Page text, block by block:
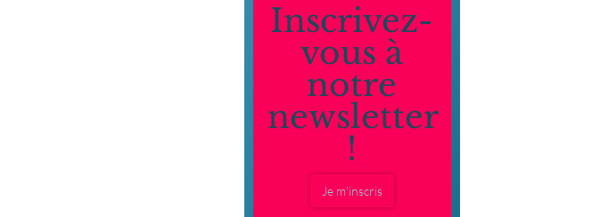
Inscrivez-
vous à
notre
newsletter
!
Je m'inscris